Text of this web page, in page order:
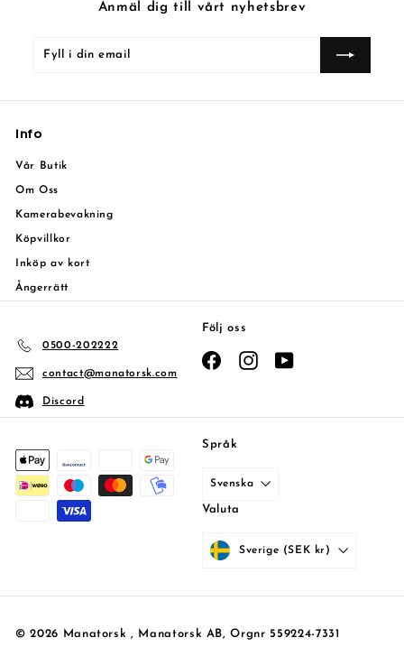
Anmäl dig till vårt nyhetsbrev
Fyll
email
Prenumerera
Info
Vår Butik
Om Oss
Kamerabevakning
Köpvillkor
Inköp av kort
Ångerrätt
0500-202222
contact@manatorsk.com
Discord
Följ oss
FacebookInstagram
Språk
Svenska
Valuta
Sverige (SEK kr)
© 2026 Manatorsk , Manatorsk AB, Orgnr 559224-7331